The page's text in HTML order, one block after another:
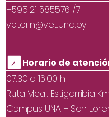
+595 21 585576 /7
veterin@vet.una.py
Horario de
07:30 a 16:00 h
Ruta Mcal. Estigarribia Km.
Campus UNA – San